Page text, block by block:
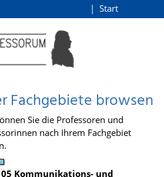
Start
Fachgebiete browsen
Sie die Professoren und
nach Ihrem Fachgebiet
05 Kommunikations- und